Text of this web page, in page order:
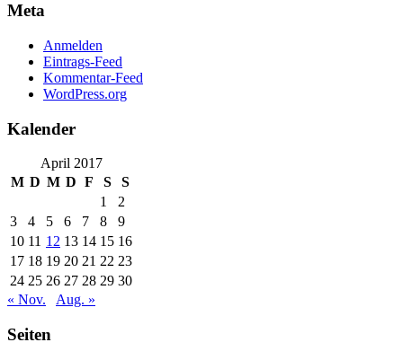
Meta
Anmelden
Eintrags-Feed
Kommentar-Feed
WordPress.org
Kalender
April 2017
M D M D F S
S
1
2
3
4 5 6 7 8
9
10 11 12 13 14 15 16
17 18 19 20 21 22 23
24 25 26 27 28 29 30
« Nov.
Aug. »
Seiten